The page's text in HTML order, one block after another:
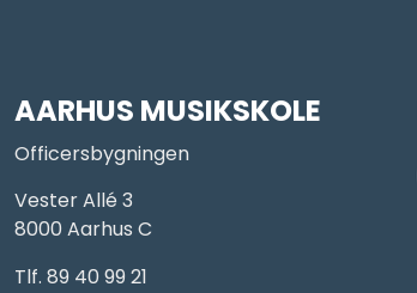
AARHUS MUSIKSKOLE
Officersbygningen
Vester Allé 3
8000 Aarhus C
Tlf. 89 40 99 21